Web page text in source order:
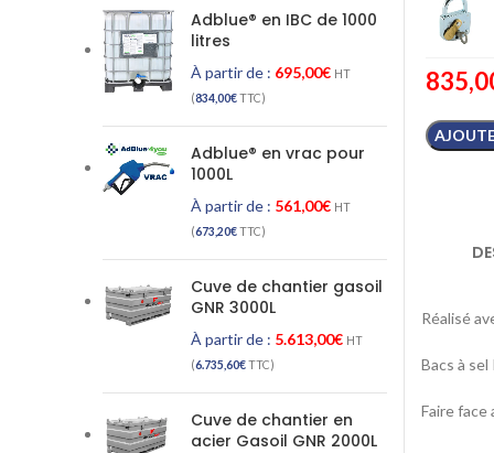
Réalisé
Bacs à
Faire face
Adblue® en IBC de 1000
litres
À partir de : 695,00€ HT
(834,00€TTC)
Adblue® en vrac pour
1000L
À partir de : 561,00€ HT
(673,20€TTC)
Cuve de chantier gasoil
GNR 3000L
À partir de : 5.613,00€ HT
(6.735,60€TTC)
Cuve de chantier en
acier Gasoil GNR 2000L